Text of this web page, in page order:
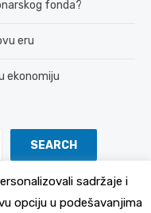
fonda?
eru
ekonomiju
SEARCH
sadržaje i
opciju u podešavanjima